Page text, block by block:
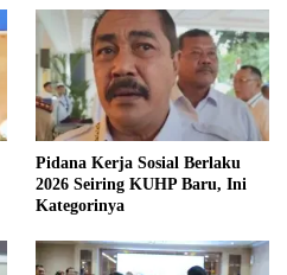
Pidana Kerja Sosial Berlaku
2026 Seiring KUHP Baru, Ini
Kategorinya